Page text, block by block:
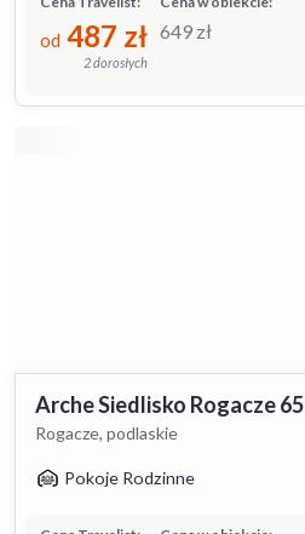
649 zł
od 487 zł
2 dorosłych
Arche Siedlisko Rogacze 65
Rogacze, podlaskie
Pokoje Rodzinne